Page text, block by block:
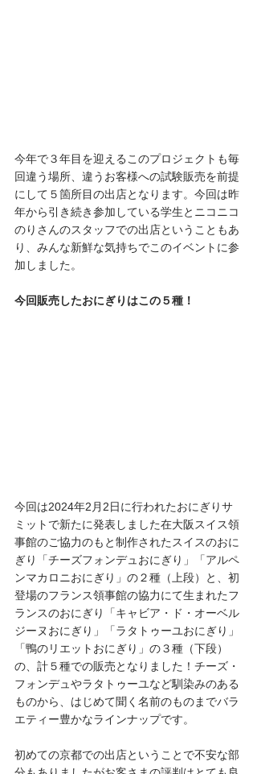
今年で３年目を迎えるこのプロジェクトも毎
回違う場所、違うお客様への試験販売を前提
にして５箇所目の出店となります。今回は昨
年から引き続き参加している学生とニコニコ
のりさんのスタッフでの出店ということもあ
り、みんな新鮮な気持ちでこのイベントに参
加しました。
今回販売したおにぎりはこの５種！
今回は2024年2月2日に行われたおにぎりサ
ミットで新たに発表しました在大阪スイス領
事館のご協力のもと制作されたスイスのおに
ぎり「チーズフォンデュおにぎり」「アルペ
ンマカロニおにぎり」の２種（上段）と、初
登場のフランス領事館の協力にて生まれたフ
ランスのおにぎり「キャビア・ド・オーベル
ジーヌおにぎり」「ラタトゥーユおにぎり」
「鴨のリエットおにぎり」の３種（下段）
の、計５種での販売となりました！チーズ・
フォンデュやラタトゥーユなど馴染みのある
ものから、はじめて聞く名前のものまでバラ
エティー豊かなラインナップです。
初めての京都での出店ということで不安な部